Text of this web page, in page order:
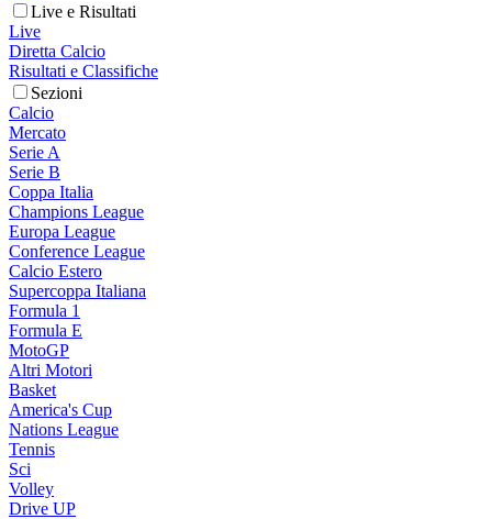
Live e Risultati
Live
Diretta Calcio
Risultati e Classifiche
Sezioni
Calcio
Mercato
Serie A
Serie B
Coppa Italia
Champions League
Europa League
Conference League
Calcio Estero
Supercoppa Italiana
Formula 1
Formula E
MotoGP
Altri Motori
Basket
America's Cup
Nations League
Tennis
Sci
Volley
Drive UP